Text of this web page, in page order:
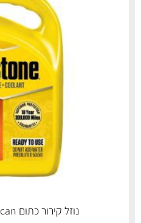
נוזל קירור כתום Prestone American